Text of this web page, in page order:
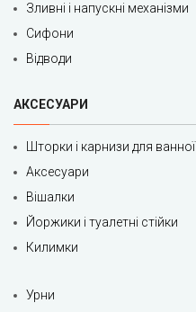
Зливні і напускні механізми
Сифони
Відводи
АКСЕСУАРИ
Шторки і карнизи для ванної
Аксесуари
Вішалки
Йоржики і туалетні стійки
Килимки
Урни